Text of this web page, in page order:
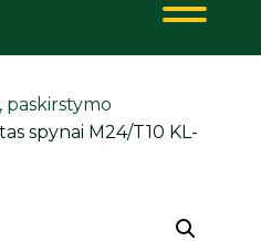
paskirstymo
spynai M24/T10 KL-